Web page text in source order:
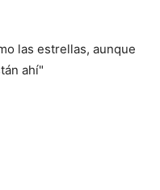
las estrellas, aunque
ahí"